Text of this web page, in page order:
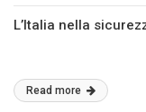
L’Italia nella
Read more